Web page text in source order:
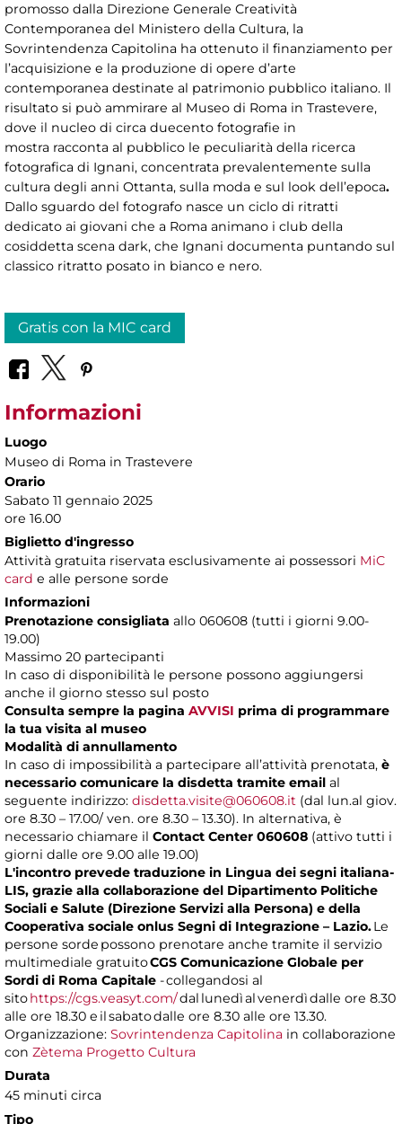
promosso dalla Direzione Generale Creatività
Contemporanea del Ministero della Cultura, la
Sovrintendenza Capitolina ha ottenuto il finanziamento per
l’acquisizione e la produzione di opere d’arte
contemporanea destinate al patrimonio pubblico italiano. Il
risultato si può ammirare al Museo di Roma in Trastevere,
dove il nucleo di circa duecento fotografie in
mostra racconta al pubblico le peculiarità della ricerca
fotografica di Ignani, concentrata prevalentemente sulla
cultura degli anni Ottanta, sulla moda e sul look dell’epoca.
Dallo sguardo del fotografo nasce un ciclo di ritratti
dedicato ai giovani che a Roma animano i club della
cosiddetta scena dark, che Ignani documenta puntando sul
classico ritratto posato in bianco e nero.
Gratis con la MIC card
Informazioni
Luogo
Museo di Roma in Trastevere
Orario
Sabato 11 gennaio 2025
ore 16.00
Biglietto d'ingresso
Attività gratuita riservata esclusivamente ai possessori MiC
card e alle persone sorde
Informazioni
Prenotazione consigliata allo 060608 (tutti i giorni 9.00-
19.00)
Massimo 20 partecipanti
In caso di disponibilità le persone possono aggiungersi
anche il giorno stesso sul posto
Consulta sempre la pagina AVVISI prima di programmare
la tua visita al museo
Modalità di annullamento
In caso di impossibilità a partecipare all’attività prenotata, è
necessario comunicare la disdetta tramite email al
seguente indirizzo: disdetta.visite@060608.it (dal lun.al giov.
ore 8.30 – 17.00/ ven. ore 8.30 – 13.30). In alternativa, è
necessario chiamare il Contact Center 060608 (attivo tutti i
giorni dalle ore 9.00 alle 19.00)
L'incontro prevede traduzione in Lingua dei segni italiana-
LIS, grazie alla collaborazione del Dipartimento Politiche
Sociali e Salute (Direzione Servizi alla Persona) e della
Cooperativa sociale onlus Segni di Integrazione – Lazio.Le
persone sorde possono prenotare anche tramite il servizio
multimediale gratuitoCGS Comunicazione Globale per
Sordi di Roma Capitale - collegandosi al
sitohttps://cgs.veasyt.com/dal lunedì al venerdì dalle ore 8.30
alle ore 18.30 e il sabato dalle ore 8.30 alle ore 13.30.
Organizzazione: Sovrintendenza Capitolina in collaborazione
con Zètema Progetto Cultura
Durata
45 minuti circa
Tipo